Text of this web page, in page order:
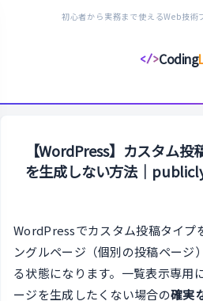
初心者から実務まで使えるWeb技術
</>Coding
コ
デ
ン
グ
フ
ス
タ
【WordPress】カスタム
を生成しない方法｜
WordPressでカスタム投稿タイプ
ングルページ（個別の投稿ページ
る状態になります。一覧表示専用
ージを生成したくない場合の確実